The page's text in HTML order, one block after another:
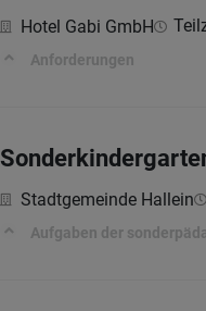
Hotel Gabi GmbH
Anforderungen
Stadtgemeinde Hallein
Aufgaben der